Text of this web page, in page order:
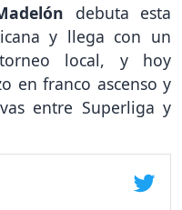
debuta esta
y llega con un
local, y hoy
en franco ascenso y
entre Superliga y